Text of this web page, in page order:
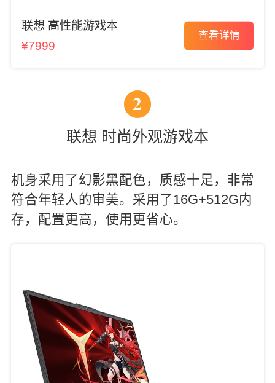
联想 高性能游戏本
¥7999
查看详情
2
联想 时尚外观游戏本
机身采用了幻影黑配色，质感十足，非常
符合年轻人的审美。采用了16G+512G内
存，配置更高，使用更省心。